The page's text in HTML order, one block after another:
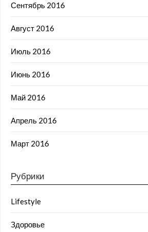
Сентябрь 2016
Август 2016
Июль 2016
Июнь 2016
Май 2016
Апрель 2016
Март 2016
Рубрики
Lifestyle
Здоровье